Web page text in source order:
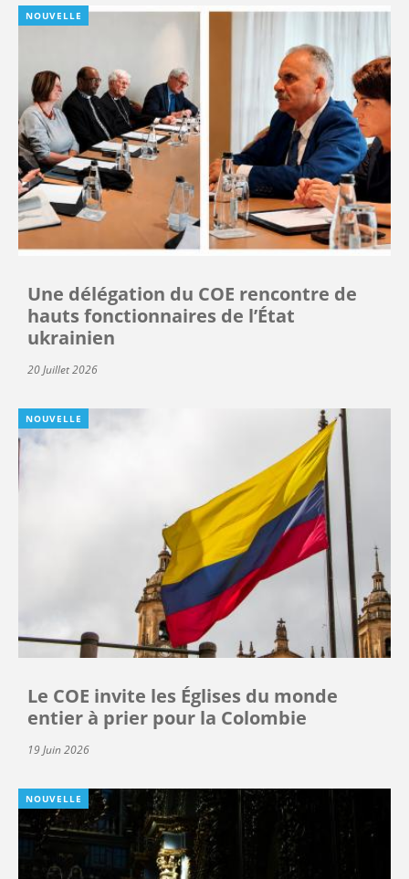
NOUVELLE
Une délégation du COE rencontre de
hauts fonctionnaires de l’État
ukrainien
20 Juillet 2026
NOUVELLE
Le COE invite les Églises du monde
entier à prier pour la Colombie
19 Juin 2026
NOUVELLE